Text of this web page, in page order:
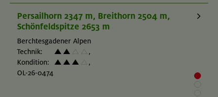
Persailhorn 2347 m, Breithorn 2504 m,
Schönfeldspitze 2653 m
Berchtesgadener Alpen
Technik:
,
Kondition:
,
OL-26-0474